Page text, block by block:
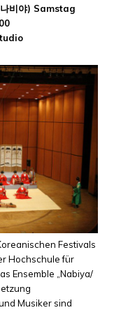
비야) Samstag
Festivals
Hochschule für
Ensemble „Nabiya/
Musiker sind